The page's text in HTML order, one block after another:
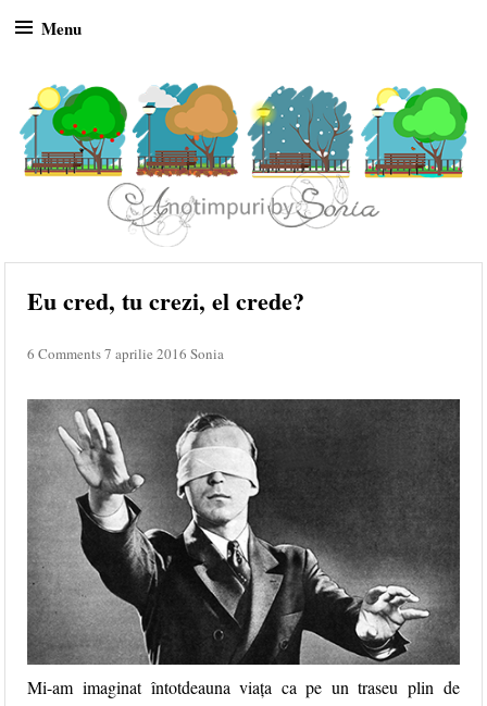
Menu
Eu cred, tu crezi, el crede?
6 Comments7 aprilie 2016 Sonia
Mi-am imaginat întotdeauna viața ca pe un traseu plin de